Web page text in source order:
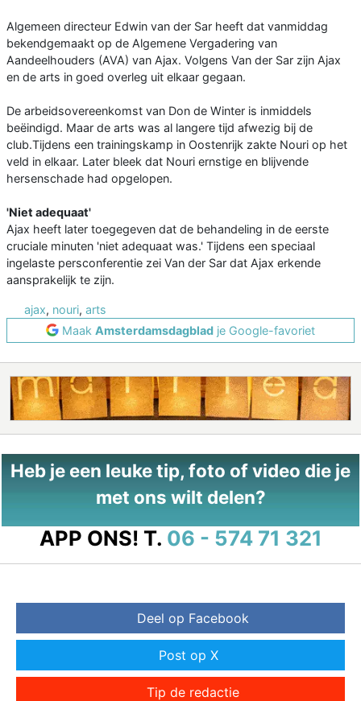
Algemeen directeur Edwin van der Sar heeft dat vanmiddag
bekendgemaakt op de Algemene Vergadering van
Aandeelhouders (AVA) van Ajax. Volgens Van der Sar zijn Ajax
en de arts in goed overleg uit elkaar gegaan.
De arbeidsovereenkomst van Don de Winter is inmiddels
beëindigd. Maar de arts was al langere tijd afwezig bij de
club.Tijdens een trainingskamp in Oostenrijk zakte Nouri op het
veld in elkaar. Later bleek dat Nouri ernstige en blijvende
hersenschade had opgelopen.
'Niet adequaat'
Ajax heeft later toegegeven dat de behandeling in de eerste
cruciale minuten 'niet adequaat was.' Tijdens een speciaal
ingelaste persconferentie zei Van der Sar dat Ajax erkende
aansprakelijk te zijn.
ajax, nouri, arts
Maak Amsterdamsdagblad je Google-favoriet
Heb je een leuke tip, foto of video die je
met ons wilt delen?
APP ONS! T. 06 - 574 71 321
Deel op Facebook
Post op X
Tip de redactie